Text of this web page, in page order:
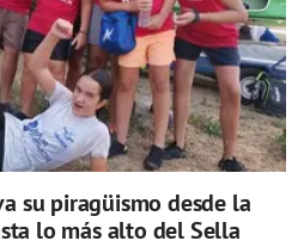
su piragüismo desde la
lo más alto del Sella